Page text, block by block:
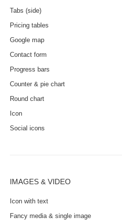
Tabs (side)
Pricing tables
Google map
Contact form
Progress bars
Counter & pie chart
Round chart
Icon
Social icons
IMAGES & VIDEO
Icon with text
Fancy media & single image